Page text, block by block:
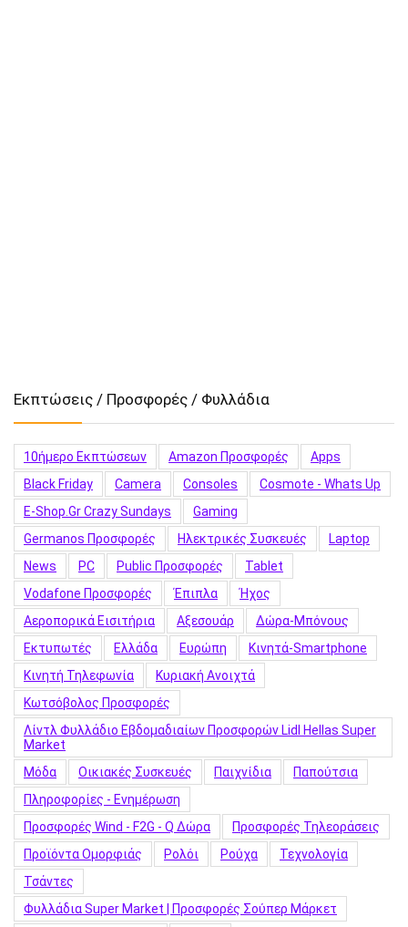
Εκπτώσεις / Προσφορές / Φυλλάδια
10ήμερο Εκπτώσεων Amazon Προσφορές
Apps
Black Friday
Camera Consoles
Cosmote - Whats Up
E-Shop.gr Crazy Sundays
Gaming
Germanos Προσφορές
Hλεκτρικές Συσκευές
Laptop
News
PC Public Προσφορές
Tablet
Vodafone Προσφορές
Έπιπλα
Ήχος
Αεροπορικά Εισιτήρια
Αξεσουάρ
Δώρα-Μπόνους
Εκτυπωτές
Ελλάδα Ευρώπη
Κινητά-Smartphone
Κινητή Τηλεφωνία
Κυριακή Ανοιχτά
Κωτσόβολος Προσφορές
Λίντλ Φυλλάδιο Εβδομαδιαίων Προσφορών Lidl Hellas Super
Market
Μόδα
Οικιακές Συσκευές Παιχνίδια
Παπούτσια
Πληροφορίες - Ενημέρωση
Προσφορές Wind - F2G - Q Δώρα
Προσφορές Τηλεοράσεις
Προϊόντα Ομορφιάς
Ρολόι Ρούχα
Τεχνολογία
Τσάντες
Φυλλάδια Super Market | Προσφορές Σούπερ Μάρκετ